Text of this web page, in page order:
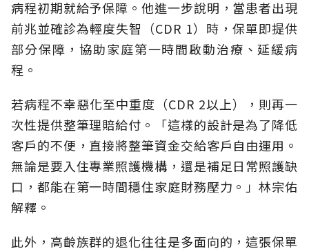
病程初期就給予保障。他進一步說明，當患者出現
前兆並確診為輕度失智（CDR 1）時，保單即提供
部分保障，協助家庭第一時間啟動治療、延緩病
程。
若病程不幸惡化至中重度（CDR 2以上），則再一
次性提供整筆理賠給付。「這樣的設計是為了降低
客戶的不便，直接將整筆資金交給客戶自由運用。
無論是要入住專業照護機構，還是補足日常照護缺
口，都能在第一時間穩住家庭財務壓力。」林宗佑
解釋。
此外，高齡族群的退化往往是多面向的，這張保單